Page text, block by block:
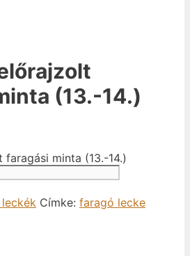
(13.-14.)
minta (13.-14.)
Címke: faragó lecke